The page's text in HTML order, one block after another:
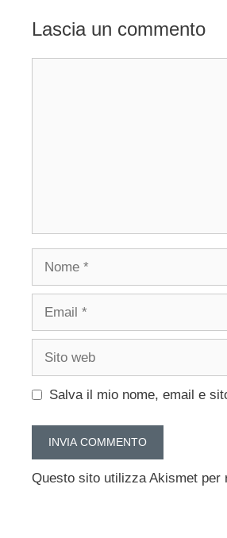
Lascia un commento
Salva il mio nome, email e
Questo sito utilizza Akismet per